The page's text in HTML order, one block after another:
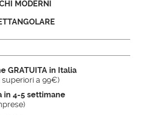
MODERNI
GRATUITA in Italia
superiori a 99€)
in 4-5 settimane